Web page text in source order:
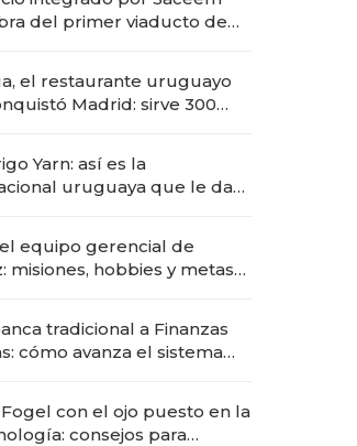
del primer viaducto de
el restaurante uruguayo
Madrid: sirve 300
apertura
Yarn: así es la
uruguaya que le da
equipo gerencial de
misiones, hobbies y metas
tradicional a Finanzas
cómo avanza el sistema
con el ojo puesto en la
consejos para